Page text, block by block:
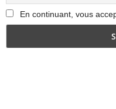
En continuant, vous